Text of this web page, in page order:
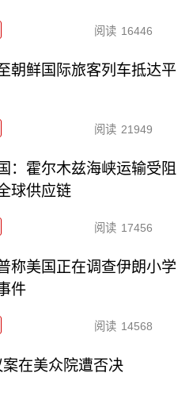
阅读 16446
朝鲜国际旅客列车抵达平
阅读 21949
：霍尔木兹海峡运输受阻
球供应链
阅读 17456
称美国正在调查伊朗小学
件
阅读 14568
在美众院遭否决